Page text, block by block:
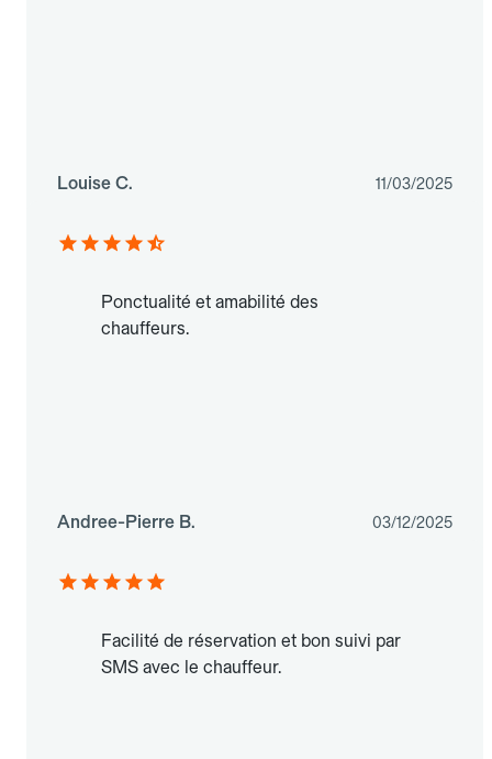
Louise C. 11/03/2025
Ponctualité et amabilité des
chauffeurs.
Andree-Pierre B. 03/12/2025
Facilité de réservation et bon suivi par
SMS avec le chauffeur.